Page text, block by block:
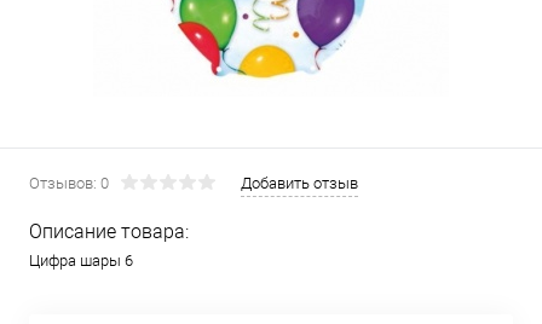
Отзывов: 0 Добавить отзыв
Описание товара:
Цифра шары 6